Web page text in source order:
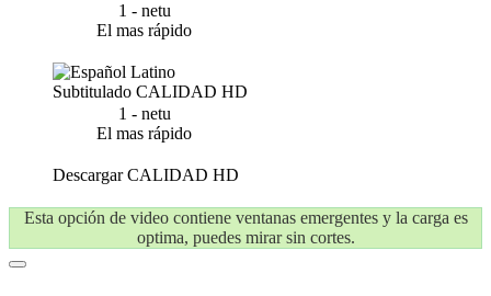
1 - netu
El mas rápido
Subtitulado CALIDAD HD
1 - netu
El mas rápido
DescargarCALIDAD HD
Esta opción de video contiene ventanas emergentes y la carga es
optima, puedes mirar sin cortes.